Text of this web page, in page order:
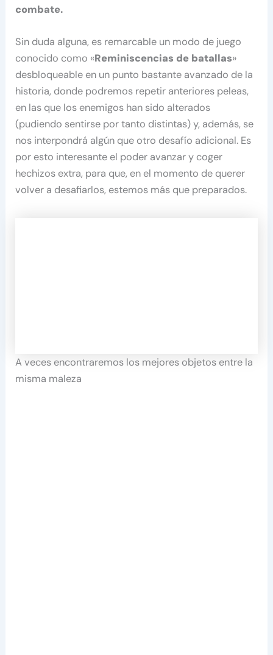
combate.
Sin duda alguna, es remarcable un modo de juego
conocido como «Reminiscencias de batallas»
desbloqueable en un punto bastante avanzado de la
historia, donde podremos repetir anteriores peleas,
en las que los enemigos han sido alterados
(pudiendo sentirse por tanto distintas) y, además, se
nos interpondrá algún que otro desafío adicional. Es
por esto interesante el poder avanzar y coger
hechizos extra, para que, en el momento de querer
volver a desafiarlos, estemos más que preparados.
A veces encontraremos los mejores objetos entre la
misma maleza